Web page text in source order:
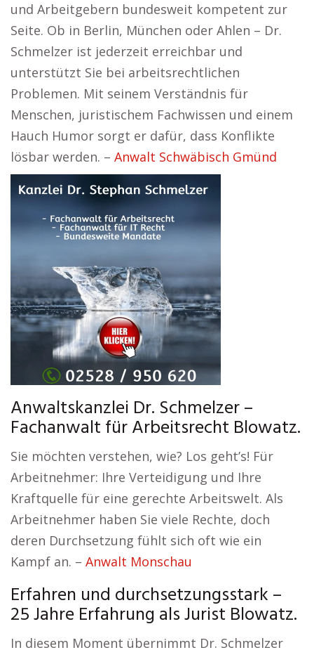
und Arbeitgebern bundesweit kompetent zur
Seite. Ob in Berlin, München oder Ahlen – Dr.
Schmelzer ist jederzeit erreichbar und
unterstützt Sie bei arbeitsrechtlichen
Problemen. Mit seinem Verständnis für
Menschen, juristischem Fachwissen und einem
Hauch Humor sorgt er dafür, dass Konflikte
lösbar werden. – Anwalt Schwäbisch Gmünd
Anwaltskanzlei Dr. Schmelzer –
Fachanwalt für Arbeitsrecht Blowatz.
Sie möchten verstehen, wie? Los geht’s! Für
Arbeitnehmer: Ihre Verteidigung und Ihre
Kraftquelle für eine gerechte Arbeitswelt. Als
Arbeitnehmer haben Sie viele Rechte, doch
deren Durchsetzung fühlt sich oft wie ein
Kampf an. – Anwalt Monschau
Erfahren und durchsetzungsstark –
25 Jahre Erfahrung als Jurist Blowatz.
In diesem Moment übernimmt Dr. Schmelzer